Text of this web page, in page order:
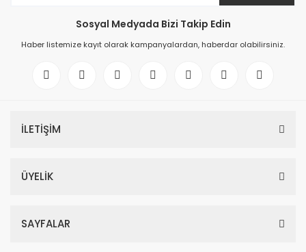
Sosyal Medyada Bizi Takip Edin
Haber listemize kayıt olarak kampanyalardan, haberdar olabilirsiniz.
İLETİŞİM
ÜYELİK
SAYFALAR